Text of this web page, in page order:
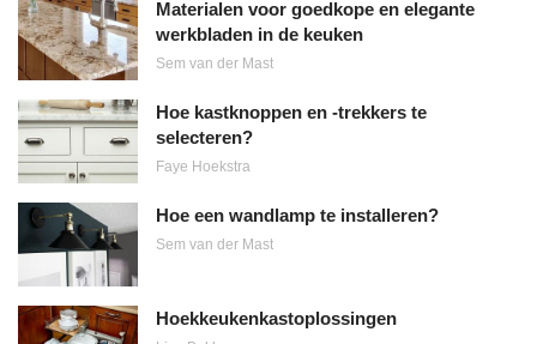
Materialen voor goedkope en elegante
werkbladen in de keuken
Sem van der Mast
Hoe kastknoppen en -trekkers te
selecteren?
Faye Hoekstra
Hoe een wandlamp te installeren?
Sem van der Mast
Hoekkeukenkastoplossingen